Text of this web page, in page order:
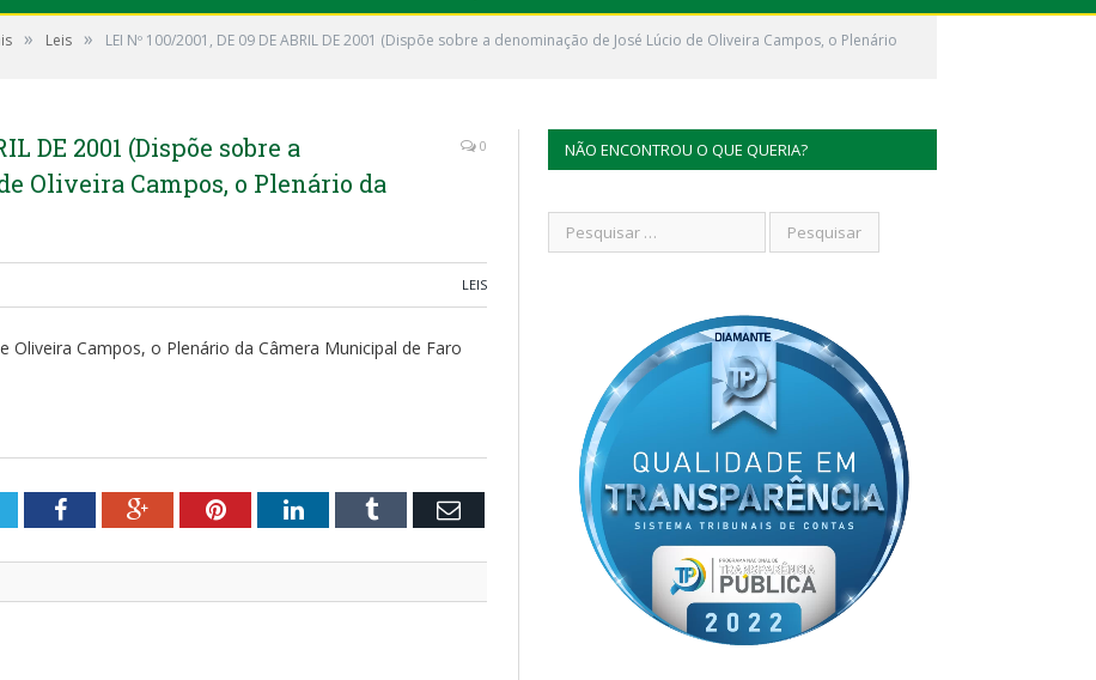
» Leis » LEI Nº 100/2001, DE 09 DE ABRIL DE 2001 (Dispõe sobre a denominação de José Lúcio de Oliveira Campos, o Plenário
DE 2001 (Dispõe sobre a
Oliveira Campos, o Plenário da
0
LEIS
Oliveira Campos, o Plenário da Câmera Municipal de Faro
FacebookGoogle+PinterestLinkedInTumblr Email
NÃO ENCONTROU O QUE QUERIA?